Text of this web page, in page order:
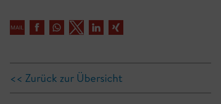
<< Zurück zur Übersicht